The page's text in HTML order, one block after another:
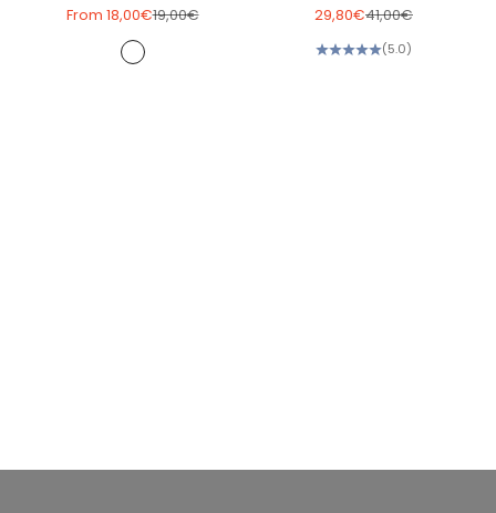
Sale price
From 18,00€Regular price
19,00€
Color
RedDA0000
Sale price
29,80€Regular price
41,00€
(5.0)